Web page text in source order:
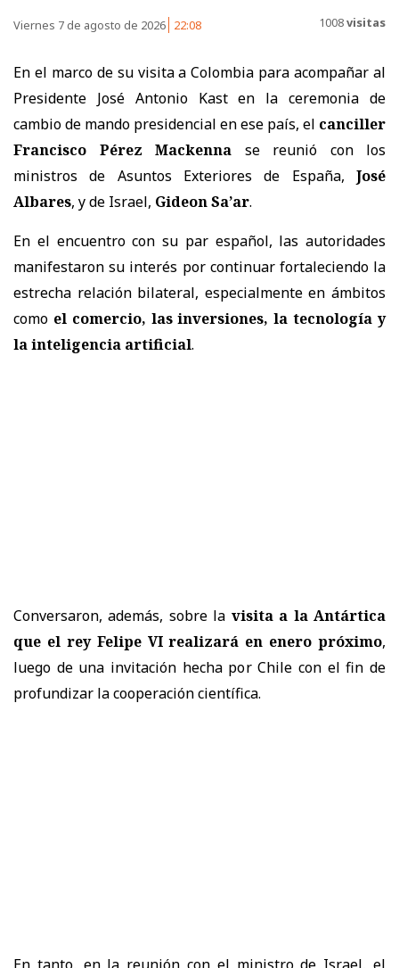
Viernes 7 de agosto de 2026 22:08 1008visitas
En el marco de su visita a Colombia para acompañar al
Presidente José Antonio Kast en la ceremonia de
cambio de mando presidencial en ese país, el canciller
Francisco Pérez Mackenna se reunió con los
ministros de Asuntos Exteriores de España, José
Albares, y de Israel, Gideon Sa’ar.
En el encuentro con su par español, las autoridades
manifestaron su interés por continuar fortaleciendo la
estrecha relación bilateral, especialmente en ámbitos
como el comercio, las inversiones, la tecnología y
la inteligencia artificial.
Conversaron, además, sobre la visita a la Antártica
que el rey Felipe VI realizará en enero próximo,
luego de una invitación hecha por Chile con el fin de
profundizar la cooperación científica.
En tanto, en la reunión con el ministro de Israel, el